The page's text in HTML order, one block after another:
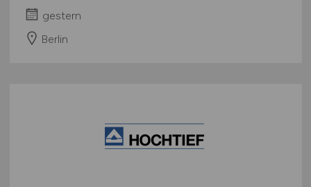
gestern
Berlin